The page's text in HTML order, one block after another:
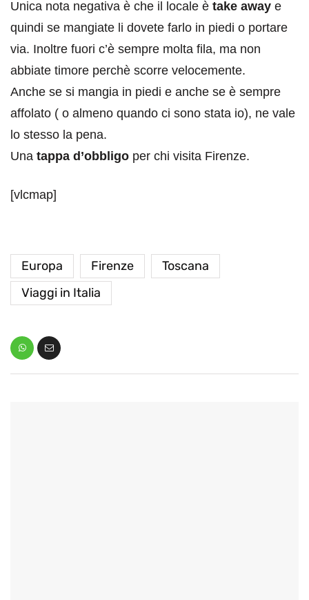
Unica nota negativa è che il locale è take away e
quindi se mangiate li dovete farlo in piedi o portare
via. Inoltre fuori c’è sempre molta fila, ma non
abbiate timore perchè scorre velocemente.
Anche se si mangia in piedi e anche se è sempre
affolato ( o almeno quando ci sono stata io), ne vale
lo stesso la pena.
Una tappa d’obbligo per chi visita Firenze.
[vlcmap]
Europa Firenze
Toscana
Viaggi in Italia